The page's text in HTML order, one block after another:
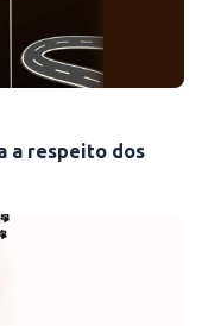
a respeito dos